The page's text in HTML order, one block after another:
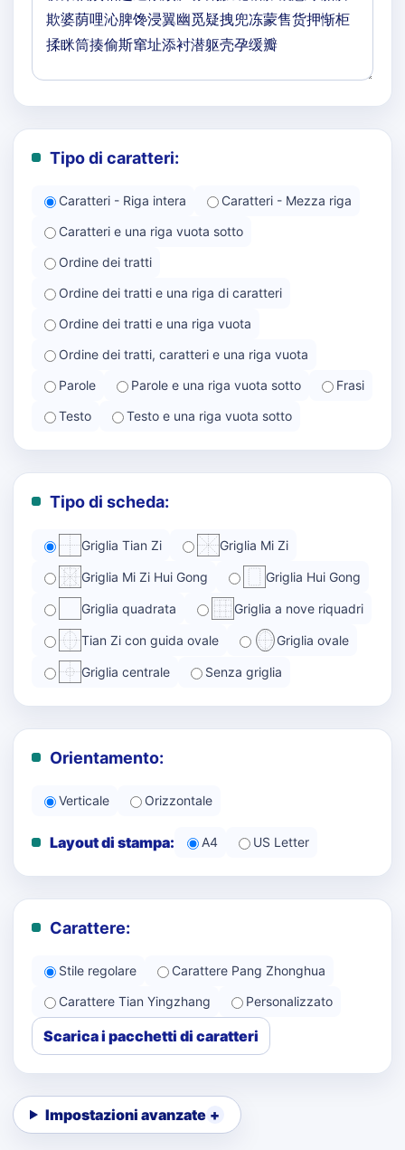
Tipo di caratteri:
Caratteri - Riga intera
Caratteri - Mezza riga
Caratteri e una riga vuota sotto
Ordine dei tratti
Ordine dei tratti e una riga di caratteri
Ordine dei tratti e una riga vuota
Ordine dei tratti, caratteri e una riga vuota
Parole
Parole e una riga vuota sotto
Frasi
Testo
Testo e una riga vuota sotto
Tipo di scheda:
Griglia Tian Zi Griglia Mi Zi
Griglia Mi Zi Hui Gong Griglia Hui Gong
Griglia quadrata Griglia a nove riquadri
Tian Zi con guida ovale Griglia ovale
Griglia centrale Senza griglia
Orientamento:
Verticale Orizzontale
Layout di stampa: A4 US Letter
Carattere:
Stile regolare
Carattere Pang Zhonghua
Carattere Tian Yingzhang
Personalizzato
Scarica i pacchetti di caratteri
Impostazioni avanzate